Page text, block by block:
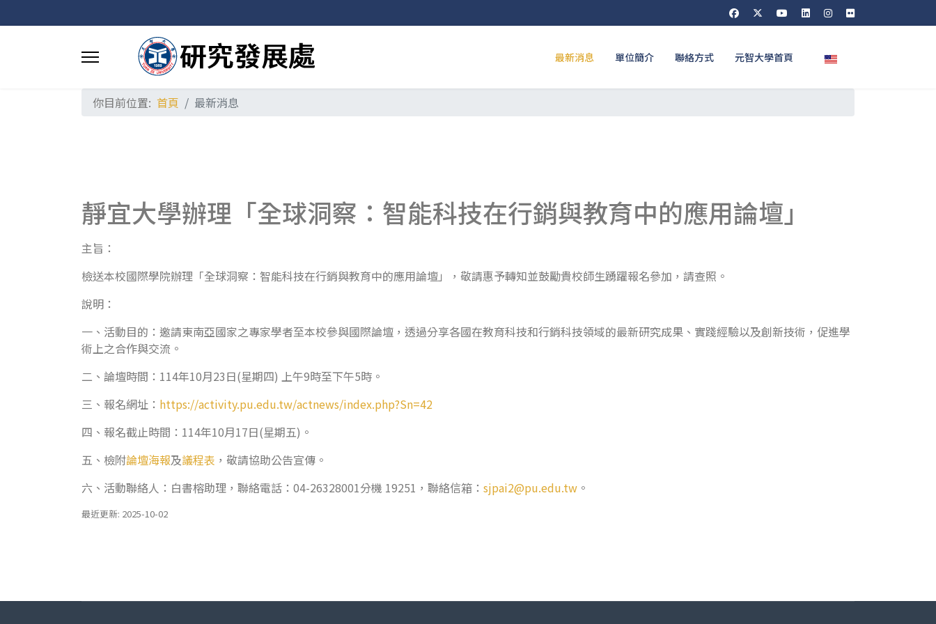
最新消息 單位簡介 聯絡方式 元智大學首頁 選擇你的語言
你目前位置: 首頁 最新消息
靜宜大學辦理「全球洞察：智能科技在行銷與教育中的應用論壇」
主旨：
檢送本校國際學院辦理「全球洞察：智能科技在行銷與教育中的應用論壇」，敬請惠予轉知並鼓勵貴校師生踴躍報名參加，請查照。
說明：
一、活動目的：邀請東南亞國家之專家學者至本校參與國際論壇，透過分享各國在教育科技和行銷科技領域的最新研究成果、實踐經驗以及創新技術，促進學
術上之合作與交流。
二、論壇時間：114年10月23日(星期四) 上午9時至下午5時。
三、報名網址： https://activity.pu.edu.tw/actnews/index.php?Sn=42
四、報名截止時間：114年10月17日(星期五)。
五、檢附論壇海報及議程表 ，敬請協助公告宣傳。
六、活動聯絡人：白書榕助理，聯絡電話：04-26328001分機 19251，聯絡信箱： sjpai2@pu.edu.tw 。
最近更新: 2025-10-02